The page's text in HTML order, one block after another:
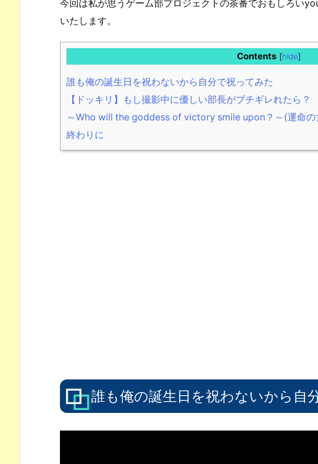
今回は私が思うゲーム部プロジェクトの茶番でおもしろい
いたします。
Contents [hide]
誰も俺の誕生日を祝わないから自分で祝ってみた
【ドッキリ】もし撮影中に優しい部長がブチギレれたら？
～Who will the goddess of victory smile upon？～(運命の
終わりに
誰も俺の誕生日を祝わないから自